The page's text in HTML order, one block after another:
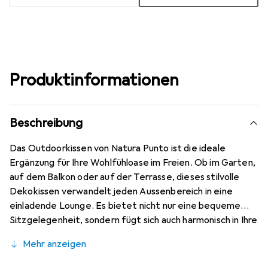
Produktinformationen
Beschreibung
Das Outdoorkissen von Natura Punto ist die ideale
Ergänzung für Ihre Wohlfühloase im Freien. Ob im Garten,
auf dem Balkon oder auf der Terrasse, dieses stilvolle
Dekokissen verwandelt jeden Aussenbereich in eine
einladende Lounge. Es bietet nicht nur eine bequeme
Sitzgelegenheit, sondern fügt sich auch harmonisch in Ihre
Gestaltung und der hochwertigen Verarbeitung ist es
Mehr anzeigen